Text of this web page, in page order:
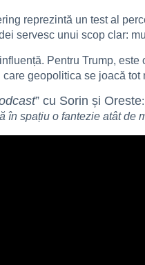
reprezintă un test al
servesc unui scop clar:
Pentru Trump,
geopolitica se joacă
” cu Sorin și Oreste:
spațiu o fantezie atât de